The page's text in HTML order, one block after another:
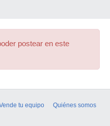
postear en este
tu equipo
Quiénes somos